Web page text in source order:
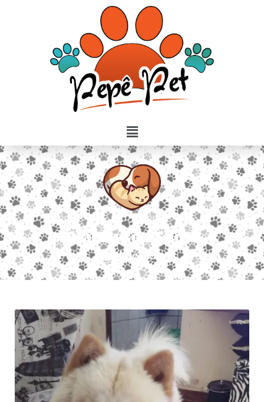
Olá! Eu sou Snow
Adotado